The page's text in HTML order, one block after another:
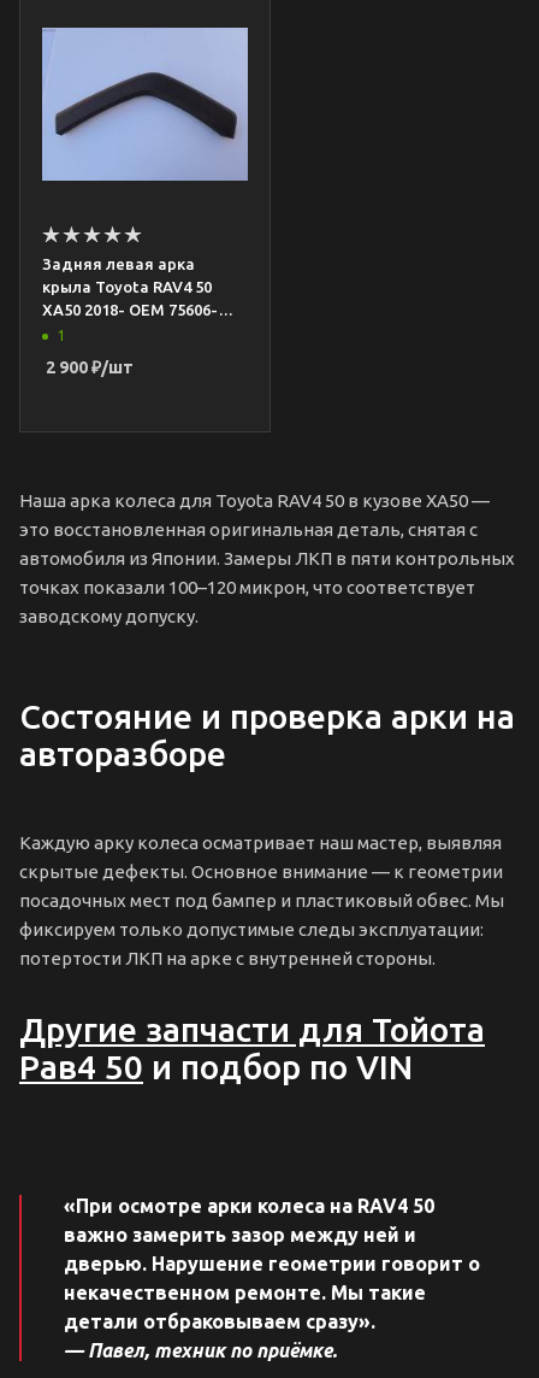
Задняя левая арка
крыла Toyota RAV4 50
XA50 2018- OEM 75606-
42150
1
2 900₽/шт
Наша арка колеса для Toyota RAV4 50 в кузове XA50 —
это восстановленная оригинальная деталь, снятая с
автомобиля из Японии. Замеры ЛКП в пяти контрольных
точках показали 100–120 микрон, что соответствует
заводскому допуску.
Состояние и проверка арки на
авторазборе
Каждую арку колеса осматривает наш мастер, выявляя
скрытые дефекты. Основное внимание — к геометрии
посадочных мест под бампер и пластиковый обвес. Мы
фиксируем только допустимые следы эксплуатации:
потертости ЛКП на арке с внутренней стороны.
Другие запчасти для Тойота
Рав4 50 и подбор по VIN
«При осмотре арки колеса на RAV4 50
важно замерить зазор между ней и
дверью. Нарушение геометрии говорит о
некачественном ремонте. Мы такие
детали отбраковываем сразу».
— Павел, техник по приёмке.